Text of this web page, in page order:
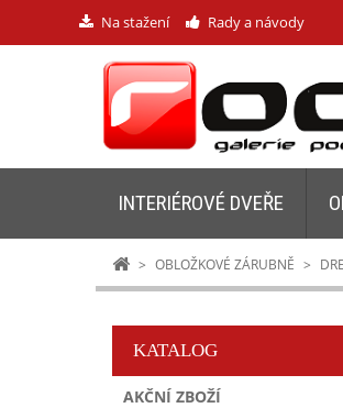
Na stažení Rady a návody
INTERIÉROVÉ DVEŘE
> OBLOŽKOVÉ ZÁRUBNĚ > DRE
KATALOG
AKČNÍ ZBOŽÍ